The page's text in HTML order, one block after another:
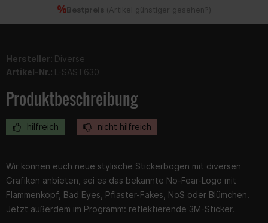
Bestpreis ( Artikel günstiger gesehen? )
Hersteller: Diverse
Artikel-Nr.: L-SAST630
Produktbeschreibung
hilfreich nicht hilfreich
Wir können euch neue stylische Stickerbögen mit diversen
Grafiken anbieten, sei es das bekannte No-Fear-Logo mit
Flammenkopf, Bad Eyes, Pflaster-Fakes, NoS oder Blümchen.
Jetzt außerdem im Programm: reflektierende 3M-Sticker.